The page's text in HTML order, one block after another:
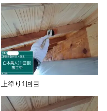
上塗り1回目